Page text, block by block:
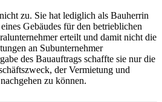
zu. Sie hat lediglich als Bauherrin
Gebäudes für den betrieblichen
erteilt und damit nicht die
an Subunternehmer
des Bauauftrags schaffte sie nur die
der Vermietung und
zu können.